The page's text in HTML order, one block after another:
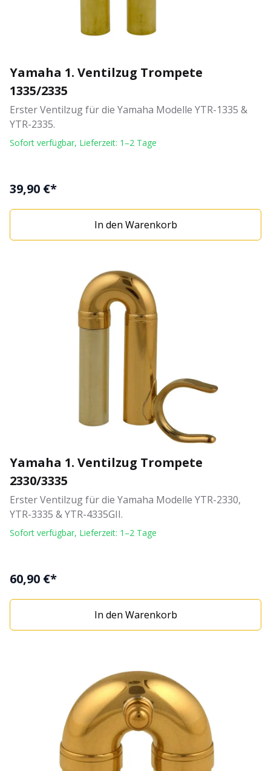
Yamaha 1. Ventilzug Trompete
1335/2335
Erster Ventilzug für die Yamaha Modelle YTR-1335 &
YTR-2335.
Sofort verfügbar, Lieferzeit: 1–2 Tage
39,90 €*
In den Warenkorb
Yamaha 1. Ventilzug Trompete
2330/3335
Erster Ventilzug für die Yamaha Modelle YTR-2330,
YTR-3335 & YTR-4335GII.
Sofort verfügbar, Lieferzeit: 1–2 Tage
60,90 €*
In den Warenkorb